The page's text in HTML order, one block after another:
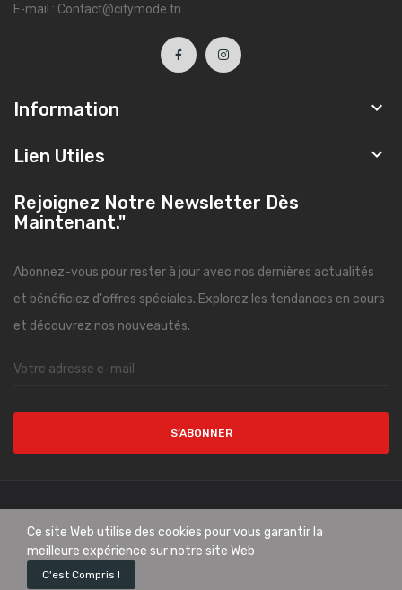
E-mail : Contact@citymode.tn
Information 
Lien Utiles 
Rejoignez Notre Newsletter Dès
Maintenant."
Abonnez-vous pour rester à jour avec nos dernières actualités
et bénéficiez d'offres spéciales. Explorez les tendances en cours
et découvrez nos nouveautés.
S’ABONNER
Ce site Web utilise des cookies pour vous garantir la
meilleure expérience sur notre site Web
C'est Compris !